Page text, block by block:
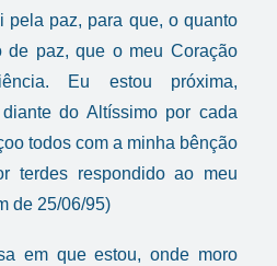
pela paz, para que, o quanto
de paz, que o meu Coração
Eu estou próxima,
do Altíssimo por cada
todos com a minha bênção
terdes respondido ao meu
de 25/06/95)
em que estou, onde moro